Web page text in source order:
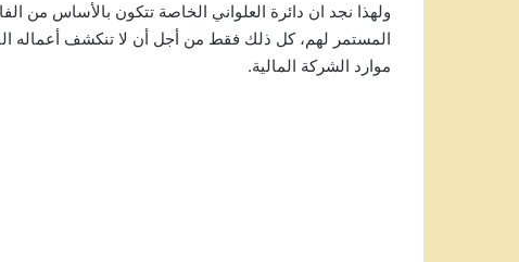
ولهذا نجد ان دائرة العلواني الخاصة تتكون بالأساس من
المستمر لهم، كل ذلك فقط من أجل أن لا تنكشف أعماله
موارد الشركة المالية.